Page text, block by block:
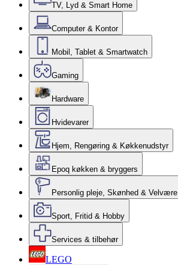
TV, Lyd & Smart Home
Computer & Kontor
Mobil, Tablet & Smartwatch
Gaming
Hardware
Hvidevarer
Hjem, Rengøring & Køkkenudstyr
Epoq køkken & bryggers
Personlig pleje, Skønhed & Velvære
Sport, Fritid & Hobby
Services & tilbehør
LEGO